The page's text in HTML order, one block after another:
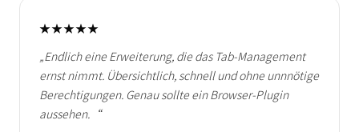
★★★★★
„Endlich eine Erweiterung, die das Tab-Management
ernst nimmt. Übersichtlich, schnell und ohne unnnötige
Berechtigungen. Genau sollte ein Browser-Plugin
aussehen.“